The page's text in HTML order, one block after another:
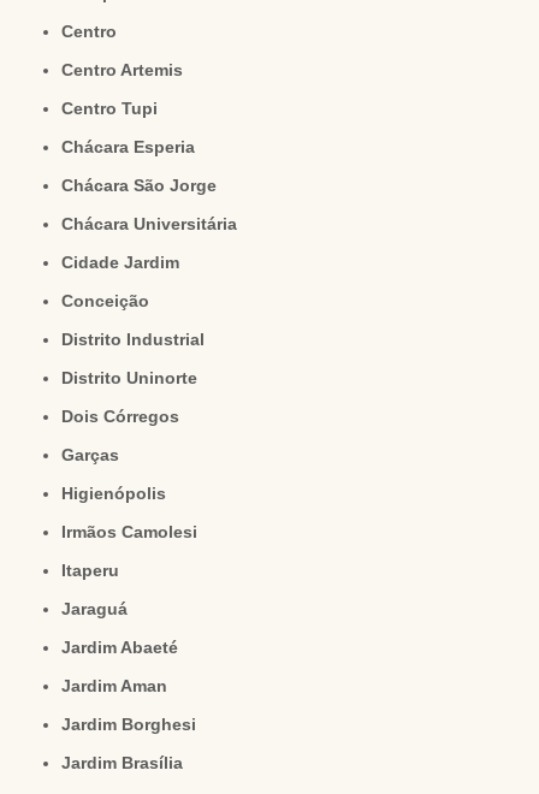
Centro
Centro Artemis
Centro Tupi
Chácara Esperia
Chácara São Jorge
Chácara Universitária
Cidade Jardim
Conceição
Distrito Industrial
Distrito Uninorte
Dois Córregos
Garças
Higienópolis
Irmãos Camolesi
Itaperu
Jaraguá
Jardim Abaeté
Jardim Aman
Jardim Borghesi
Jardim Brasília